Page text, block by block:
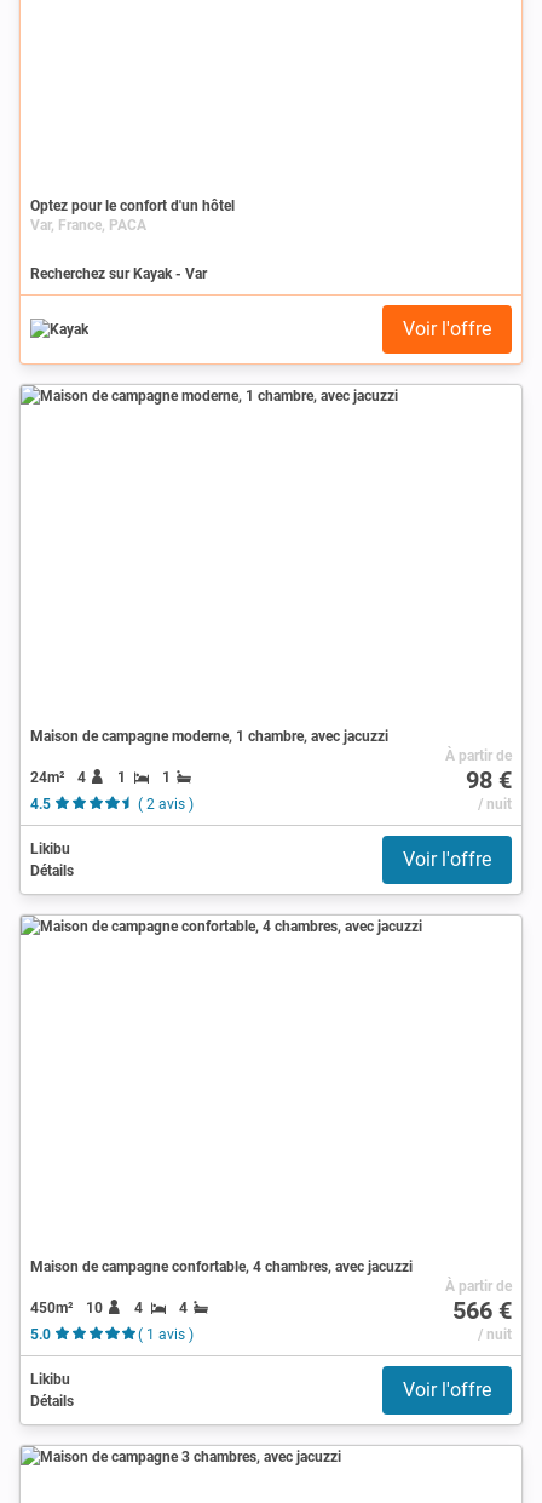
Optez pour le confort d'un hôtel
Var, France, PACA
Recherchez sur Kayak - Var
Voir l'offre
Maison de campagne moderne, 1 chambre, avec jacuzzi
24m² 4 1
1
4.5
( 2 avis )
À partir de
98 €
/ nuit
Likibu
Détails
Voir l'offre
Maison de campagne confortable, 4 chambres, avec jacuzzi
450m² 10 4
4
5.0
( 1 avis )
À partir de
566 €
/ nuit
Likibu
Détails
Voir l'offre